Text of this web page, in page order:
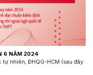
6 NĂM 2024
nhiên, ĐHQG-HCM (sau đây